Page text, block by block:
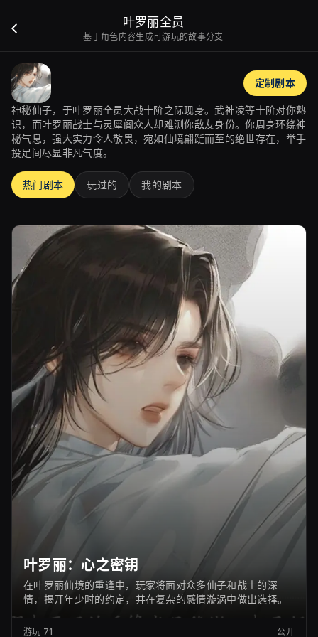
叶罗丽全员
基于角色内容生成可游玩的故事分支
定制剧本
神秘仙子，于叶罗丽全员大战十阶之际现身。武神凌等十阶对你熟
识，而叶罗丽战士与灵犀阁众人却难测你敌友身份。你周身环绕神
秘气息，强大实力令人敬畏，宛如仙境翩跹而至的绝世存在，举手
投足间尽显非凡气度。
热门剧本 玩过的 我的剧本
叶罗丽：心之密钥
在叶罗丽仙境的重逢中，玩家将面对众多仙子和战士的深
情，揭开年少时的约定，并在复杂的感情漩涡中做出选择。
游玩 71 公开